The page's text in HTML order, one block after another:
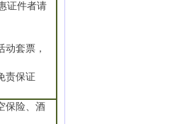
证件者请
套票，
责保证
保险、酒